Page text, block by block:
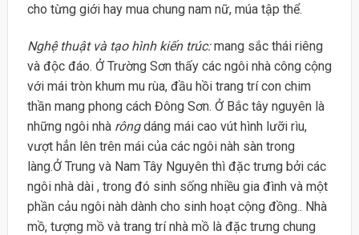
cho từng giới hay mua chung nam nữ, múa tập thể.
Nghệ thuật và tạo hình kiến trúc:mang sắc thái riêng
và độc đáo. Ở Trường Sơn thấy các ngôi nhà công cộng
với mái tròn khum mu rùa, đầu hồi trang trí con chim
thần mang phong cách Đông Sơn. Ở Bắc tây nguyên là
những ngôi nhàrôngdáng mái cao vút hình lưỡi rìu,
vượt hẳn lên trên mái của các ngôi nàh sàn trong
làng.Ở Trung và Nam Tây Nguyên thì đặc trưng bởi các
ngôi nhà dài , trong đó sinh sống nhiều gia đình và một
phần cảu ngôi nàh dành cho sinh hoạt cộng đồng.. Nhà
mồ, tượng mồ và trang trí nhà mồ là đặc trưng chung